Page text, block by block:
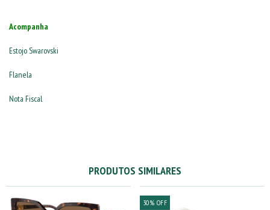
Acompanha
Estojo Swarovski
Flanela
Nota Fiscal
PRODUTOS SIMILARES
30% OFF